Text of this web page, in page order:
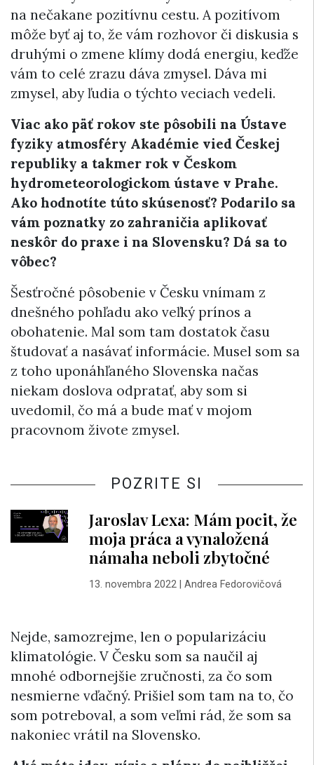
na nečakane pozitívnu cestu. A pozitívom
môže byť aj to, že vám rozhovor či diskusia s
druhými o zmene klímy dodá energiu, keďže
vám to celé zrazu dáva zmysel. Dáva mi
zmysel, aby ľudia o týchto veciach vedeli.
Viac ako päť rokov ste pôsobili na Ústave
fyziky atmosféry Akadémie vied Českej
republiky a takmer rok v Českom
hydrometeorologickom ústave v Prahe.
Ako hodnotíte túto skúsenosť? Podarilo sa
vám poznatky zo zahraničia aplikovať
neskôr do praxe i na Slovensku? Dá sa to
vôbec?
Šesťročné pôsobenie v Česku vnímam z
dnešného pohľadu ako veľký prínos a
obohatenie. Mal som tam dostatok času
študovať a nasávať informácie. Musel som sa
z toho uponáhľaného Slovenska načas
niekam doslova odpratať, aby som si
uvedomil, čo má a bude mať v mojom
pracovnom živote zmysel.
POZRITE SI
Jaroslav Lexa: Mám pocit, že
moja práca a vynaložená
námaha neboli zbytočné
13. novembra 2022| Andrea Fedorovičová
Nejde, samozrejme, len o popularizáciu
klimatológie. V Česku som sa naučil aj
mnohé odbornejšie zručnosti, za čo som
nesmierne vďačný. Prišiel som tam na to, čo
som potreboval, a som veľmi rád, že som sa
nakoniec vrátil na Slovensko.